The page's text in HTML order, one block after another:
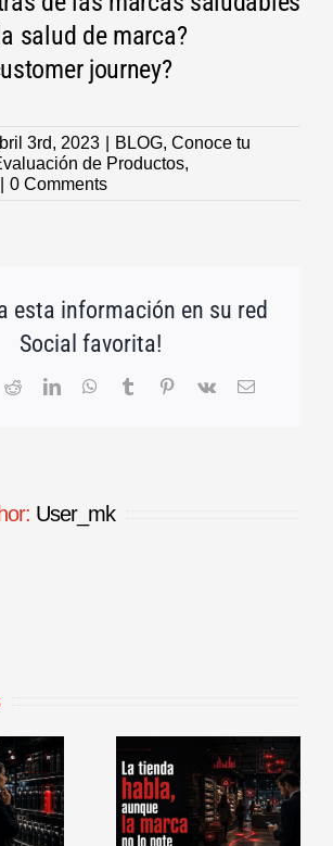
salud de marca?
journey?
3rd, 2023 BLOG, Conoce tu
de Productos,
0 Comments
esta información en su red
Social favorita!
RedditLinkedInWhatsApp
TumblrPinterest
Vk Email
User_mk
tienda
aunque
no lo
Benchmarking
de procesos
comerciales en